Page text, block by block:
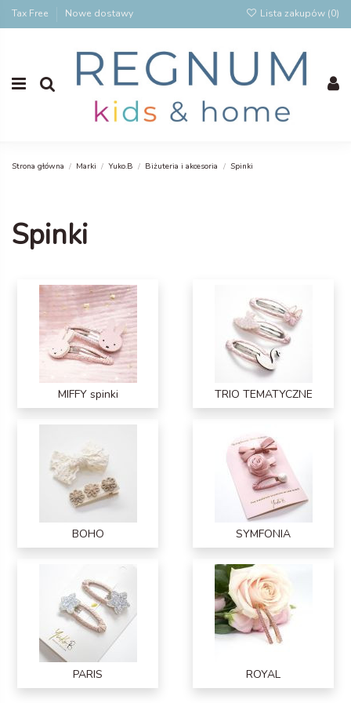
Tax Free Nowe dostawy Lista zakupów (0)
Strona główna Marki Yuko.B Biżuteria i akcesoria Spinki
Spinki
MIFFY spinki TRIO TEMATYCZNE
BOHO SYMFONIA
PARIS ROYAL